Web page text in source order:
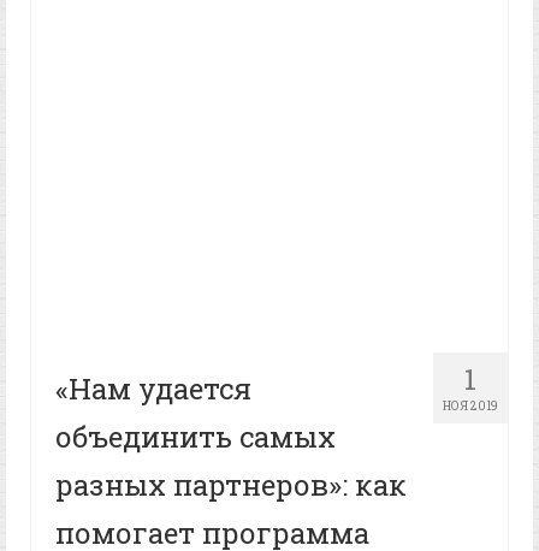
1
НОЯ 2019
«Нам удается
объединить самых
разных партнеров»: как
помогает программа